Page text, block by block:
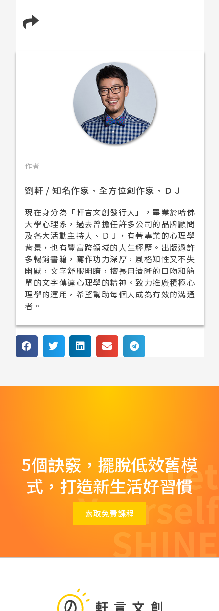
作者
劉軒 / 知名作家、全方位創作家、ＤＪ
現在身分為「軒言文創發行人」，畢業於哈佛
大學心理系，過去曾擔任許多公司的品牌顧問
及各大活動主持人、ＤＪ，有著專業的心理學
背景，也有豐富跨領域的人生經歷。出版過許
多暢銷書籍，寫作功力深厚，風格知性又不失
幽默，文字舒服明瞭，擅長用清晰的口吻和簡
單的文字傳達心理學的精神。致力推廣積極心
理學的運用，希望幫助每個人成為有效的溝通
者。
5個訣竅，擺脫低效舊模
式，打造新生活好習慣
索取免費課程
Let
Yourself
SHINE